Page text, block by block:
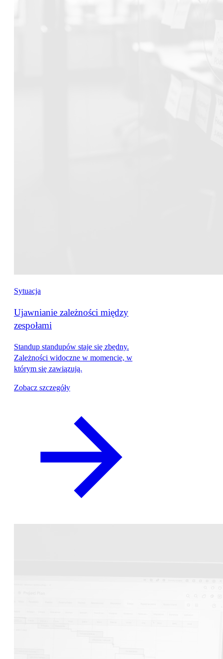
Sytuacja
Ujawnianie zależności między
zespołami
Standup standupów staje się zbędny.
Zależności widoczne w momencie, w
którym się zawiązują.
Zobacz szczegóły